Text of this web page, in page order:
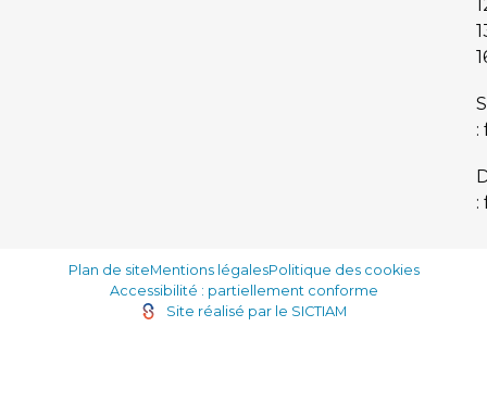
:
:
Plan de siteMentions légalesPolitique des cookies
Accessibilité : partiellement conforme
Site réalisé par le SICTIAM